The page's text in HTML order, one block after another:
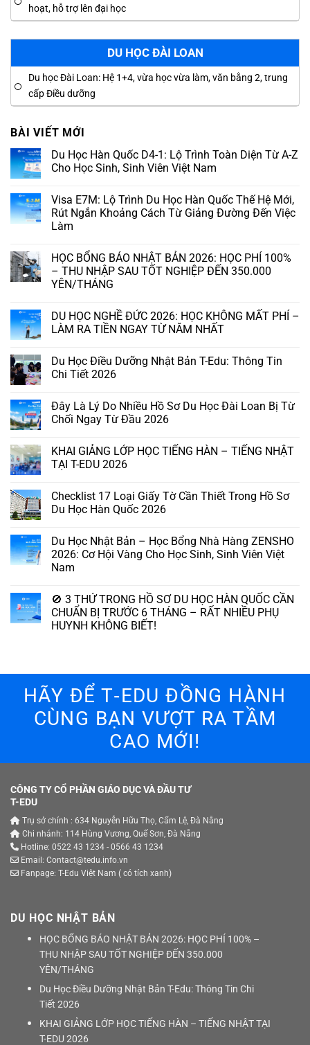
hoạt, hỗ trợ lên đại học
DU HỌC ĐÀI LOAN
Du học Đài Loan: Hệ 1+4, vừa học vừa làm, văn bằng 2, trung
cấp Điều dưỡng
BÀI VIẾT MỚI
Du Học Hàn Quốc D4-1: Lộ Trình Toàn Diện Từ A-Z
Cho Học Sinh, Sinh Viên Việt Nam
Visa E7M: Lộ Trình Du Học Hàn Quốc Thế Hệ Mới,
Rút Ngắn Khoảng Cách Từ Giảng Đường Đến Việc
Làm
HỌC BỔNG BÁO NHẬT BẢN 2026: HỌC PHÍ 100%
– THU NHẬP SAU TỐT NGHIỆP ĐẾN 350.000
YÊN/THÁNG
DU HỌC NGHỀ ĐỨC 2026: HỌC KHÔNG MẤT PHÍ –
LÀM RA TIỀN NGAY TỪ NĂM NHẤT
Du Học Điều Dưỡng Nhật Bản T-Edu: Thông Tin
Chi Tiết 2026
Đây Là Lý Do Nhiều Hồ Sơ Du Học Đài Loan Bị Từ
Chối Ngay Từ Đầu 2026
KHAI GIẢNG LỚP HỌC TIẾNG HÀN – TIẾNG NHẬT
TẠI T-EDU 2026
Checklist 17 Loại Giấy Tờ Cần Thiết Trong Hồ Sơ
Du Học Hàn Quốc 2026
Du Học Nhật Bản – Học Bổng Nhà Hàng ZENSHO
2026: Cơ Hội Vàng Cho Học Sinh, Sinh Viên Việt
Nam
🚫 3 THỨ TRONG HỒ SƠ DU HỌC HÀN QUỐC CẦN
CHUẨN BỊ TRƯỚC 6 THÁNG – RẤT NHIỀU PHỤ
HUYNH KHÔNG BIẾT!
HÃY ĐỂ T‑EDU ĐỒNG HÀNH
CÙNG BẠN VƯỢT RA TẦM
CAO MỚI!
CÔNG TY CỔ PHẦN GIÁO DỤC VÀ ĐẦU TƯ
T-EDU
Trụ sở chính : 634 Nguyễn Hữu Thọ, Cẩm Lệ, Đà Nẵng
Chi nhánh: 114 Hùng Vương, Quế Sơn, Đà Nẵng
Hotline: 0522 43 1234 - 0566 43 1234
Email: Contact@tedu.info.vn
Fanpage: T-Edu Việt Nam ( có tích xanh)
DU HỌC NHẬT BẢN
HỌC BỔNG BÁO NHẬT BẢN 2026: HỌC PHÍ 100% –
THU NHẬP SAU TỐT NGHIỆP ĐẾN 350.000
YÊN/THÁNG
Du Học Điều Dưỡng Nhật Bản T-Edu: Thông Tin Chi
Tiết 2026
KHAI GIẢNG LỚP HỌC TIẾNG HÀN – TIẾNG NHẬT TẠI
T-EDU 2026